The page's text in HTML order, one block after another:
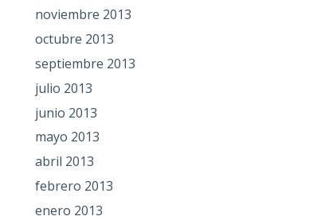
noviembre 2013
octubre 2013
septiembre 2013
julio 2013
junio 2013
mayo 2013
abril 2013
febrero 2013
enero 2013